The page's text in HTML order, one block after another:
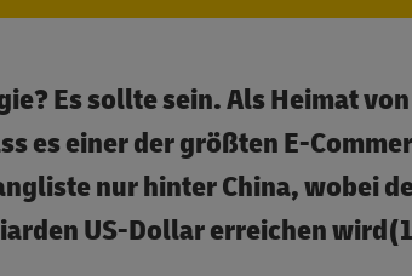
Es sollte sein. Als Heimat
es einer der größten E-
nur hinter China, wobei
US-Dollar erreichen